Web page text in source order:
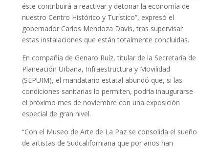
éste contribuirá a reactivar y detonar la economía de
nuestro Centro Histórico y Turístico”, expresó el
gobernador Carlos Mendoza Davis, tras supervisar
estas instalaciones que están totalmente concluidas.
En compañía de Genaro Ruíz, titular de la Secretaría de
Planeación Urbana, Infraestructura y Movilidad
(SEPUIM), el mandatario estatal abundó que, si las
condiciones sanitarias lo permiten, podría inaugurarse
el próximo mes de noviembre con una exposición
especial de gran nivel.
“Con el Museo de Arte de La Paz se consolida el sueño
de artistas de Sudcaliforniana que por años han